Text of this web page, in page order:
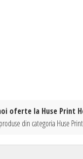
oferte la Huse Print
din categoria Huse